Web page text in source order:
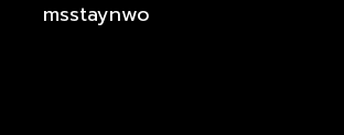
msstaynwo